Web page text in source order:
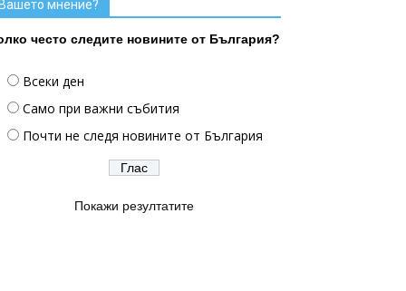
мнение?
често следите новините от България?
Всеки ден
Само при важни събития
Почти не следя новините от България
Покажи резултатите